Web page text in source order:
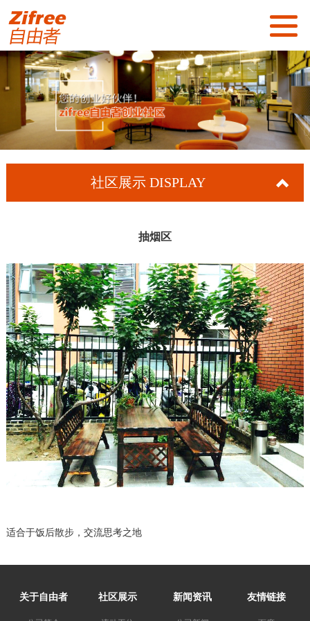
首页
关于我们
社区展示
新闻资讯
社区展示 DISPLAY
抽烟区
适合于饭后散步，交流思考之地
关于自由者 社区展示 新闻资讯 友情链接